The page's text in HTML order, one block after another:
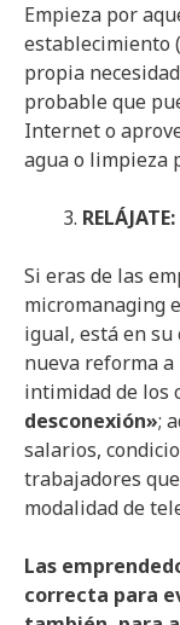
Empieza por
establecimiento
propia
probable que
Internet o
agua o limpieza
Si eras de las
micromanaging
igual, está en su
nueva reforma
intimidad de los
desconexión»;
salarios,
trabajadores
modalidad de
Las
correcta para